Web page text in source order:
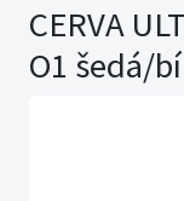
CERVA
O1 šedá/